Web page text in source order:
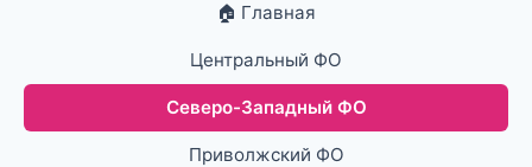
🏠 Главная
Центральный ФО
Северо-Западный ФО
Приволжский ФО